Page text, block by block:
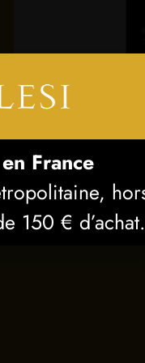
France
150 € d’achat.